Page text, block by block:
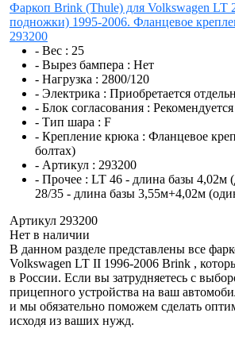
Фаркоп Brink (Thule) для Volkswagen LT
подножки) 1995-2006. Фланцевое
293200
- Вес : 25
- Вырез бампера : Нет
- Нагрузка : 2800/120
- Электрика : Приобретается
- Блок согласования : Рекомендуется
- Тип шара : F
- Крепление крюка : Фланцевое
болтах)
- Артикул : 293200
- Прочее : LT 46 - длина базы 4,02м
28/35 - длина базы 3,55м+4,02м
Артикул 293200
Нет в наличии
В данном разделе представлены все
Volkswagen LT II 1996-2006 Brink ,
в России. Если вы затрудняетесь с
прицепного устройства на ваш
и мы обязательно поможем сделать
исходя из ваших нужд.